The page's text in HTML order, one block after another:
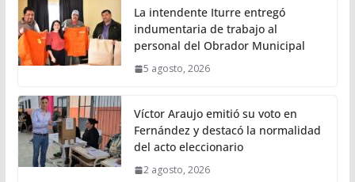
La intendente Iturre entregó
indumentaria de trabajo al
personal del Obrador Municipal
5 agosto, 2026
Víctor Araujo emitió su voto en
Fernández y destacó la normalidad
del acto eleccionario
2 agosto, 2026